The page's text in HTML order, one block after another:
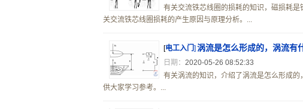
有关交流铁芯线圈的损耗的知识，磁损耗
关交流铁芯线圈损耗的产生原因与原理分析。...
[电工入门] 涡流是怎么形成的，涡流有
日期： 2020-05-26 08:52:33
有关涡流的知识，介绍了涡流是怎么形成的
供大家学习参考。...